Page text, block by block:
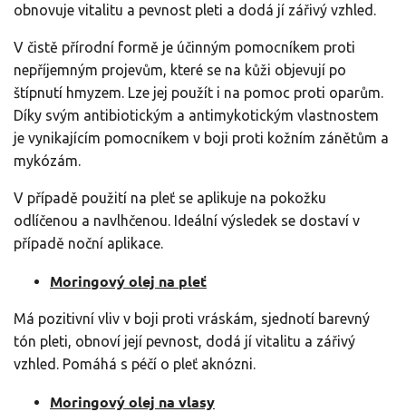
obnovuje vitalitu a pevnost pleti a dodá jí zářivý vzhled.
V čistě přírodní formě je účinným pomocníkem proti
nepříjemným projevům, které se na kůži objevují po
štípnutí hmyzem. Lze jej použít i na pomoc proti oparům.
Díky svým antibiotickým a antimykotickým vlastnostem
je vynikajícím pomocníkem v boji proti kožním zánětům a
mykózám.
V případě použití na pleť se aplikuje na pokožku
odlíčenou a navlhčenou. Ideální výsledek se dostaví v
případě noční aplikace.
Moringový olej na pleť
Má pozitivní vliv v boji proti vráskám, sjednotí barevný
tón pleti, obnoví její pevnost, dodá jí vitalitu a zářivý
vzhled. Pomáhá s péčí o pleť aknózni.
Moringový olej na vlasy